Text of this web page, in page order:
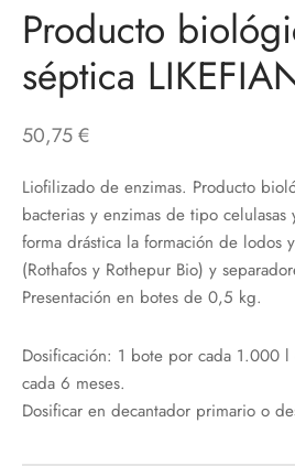
Producto
séptica
50,75€
Liofilizado de enzimas. Producto
bacterias y enzimas de tipo
forma drástica la formación de lodos
(Rothafos y Rothepur Bio) y
Presentación en botes de 0,5 kg.
Dosificación: 1 bote por cada 1.000 l
cada 6 meses.
Dosificar en decantador primario o